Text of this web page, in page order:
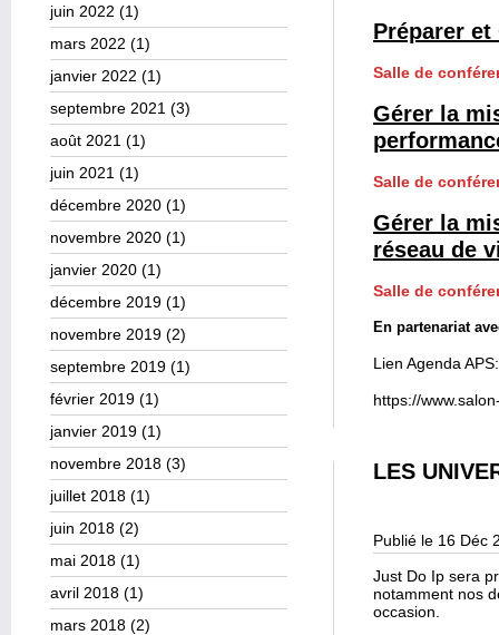
juin 2022 (1)
mars 2022 (1)
janvier 2022 (1)
septembre 2021 (3)
août 2021 (1)
juin 2021 (1)
décembre 2020 (1)
novembre 2020 (1)
janvier 2020 (1)
décembre 2019 (1)
novembre 2019 (2)
septembre 2019 (1)
février 2019 (1)
janvier 2019 (1)
novembre 2018 (3)
juillet 2018 (1)
juin 2018 (2)
mai 2018 (1)
avril 2018 (1)
mars 2018 (2)
Préparer
Salle de
Gérer la
Salle de
Gérer la
réseau de
Salle de
En partenariat
Lien Agenda APS:
https://
LES
Publié le 16 Déc
Just Do Ip sera
notamment nos
occasion.